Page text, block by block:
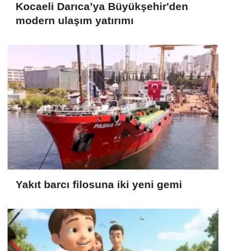
Kocaeli Darıca’ya Büyükşehir'den
modern ulaşım yatırımı
Yakıt barcı filosuna iki yeni gemi